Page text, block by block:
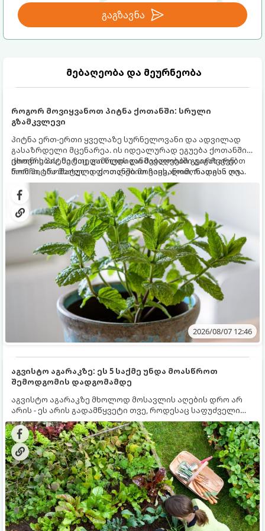
გაგზავნა
მებაღეობა და მეურნეობა
როგორ მოვიყვანოთ პიტნა ქოთანში: სრული
გზამკვლევი
პიტნა ერთ-ერთი ყველაზე სურნელოვანი და ადვილად
გასაზრდელი მცენარეა. ის იდეალურად ეგუება ქოთანში
ცხოვრებას, მეტიც, გამოცდილი მებაღეები გვირჩევენ,
რომ პიტნა მხოლოდ ქოთანში მოვიყვანოთ, რადგან ღია
გრუნტში (ბაღში) დარგვისას ის ფესვებით ძალიან
სწრაფად ვრცელდება და სხვა მცენარეებს ავიწროებს.
ქოთნის პიტნა მთელი წლის განმავლობაში გაგახარებთ
ნორჩი, არომატული ფოთლებით ჩაის, ლიმონათისა თუ
კერძებისთვის.
2026/08/07 12:46
აგვისტო აგარაკზე: ეს 5 საქმე უნდა მოასწროთ
შემოდგომის დადგომამდე
აგვისტო აგარაკზე მხოლოდ მოსავლის აღების დრო არ
არის - ეს არის გადამწყვეტი თვე, როდესაც საფუძველი
ეყრება მომავალი წლის მოსავალს და ბაღი მზადდება
შემოდგომა-ზამთრის სეზონისთვის. იმისათვის, რომ
ნიადაგმა ენერგია აღიდგინოს, ხოლო მცენარეებმა
ზამთარს გაუძლონ, აგვისტოს ბოლომდე 5
მნიშვნელოვანი საქმის გაკეთება უნდა მოასწროთ: